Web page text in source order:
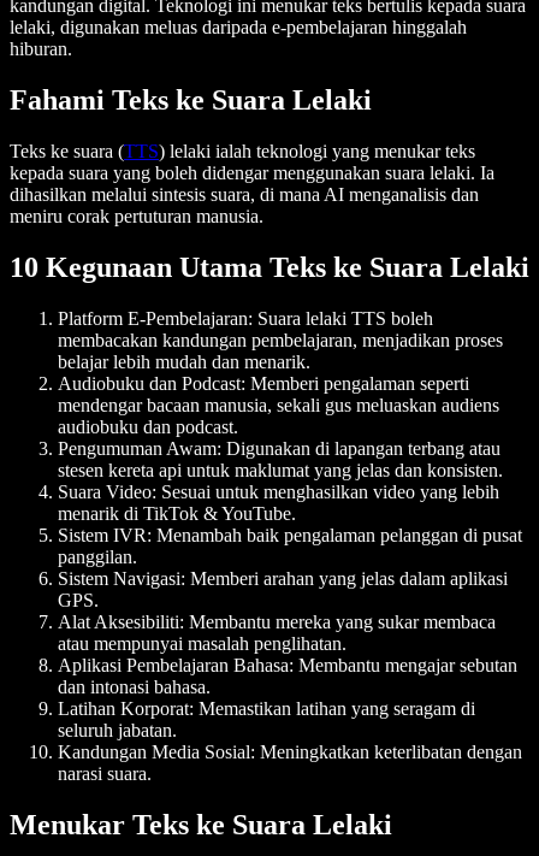
kandungan digital. Teknologi ini menukar teks bertulis kepada suara
lelaki, digunakan meluas daripada e-pembelajaran hinggalah
hiburan.
Fahami Teks ke Suara Lelaki
Teks ke suara (TTS) lelaki ialah teknologi yang menukar teks
kepada suara yang boleh didengar menggunakan suara lelaki. Ia
dihasilkan melalui sintesis suara, di mana AI menganalisis dan
meniru corak pertuturan manusia.
10 Kegunaan Utama Teks ke Suara Lelaki
Platform E-Pembelajaran: Suara lelaki TTS boleh
membacakan kandungan pembelajaran, menjadikan proses
belajar lebih mudah dan menarik.
Audiobuku dan Podcast: Memberi pengalaman seperti
mendengar bacaan manusia, sekali gus meluaskan audiens
audiobuku dan podcast.
Pengumuman Awam: Digunakan di lapangan terbang atau
stesen kereta api untuk maklumat yang jelas dan konsisten.
Suara Video: Sesuai untuk menghasilkan video yang lebih
menarik di TikTok & YouTube.
Sistem IVR: Menambah baik pengalaman pelanggan di pusat
panggilan.
Sistem Navigasi: Memberi arahan yang jelas dalam aplikasi
GPS.
Alat Aksesibiliti: Membantu mereka yang sukar membaca
atau mempunyai masalah penglihatan.
Aplikasi Pembelajaran Bahasa: Membantu mengajar sebutan
dan intonasi bahasa.
Latihan Korporat: Memastikan latihan yang seragam di
seluruh jabatan.
Kandungan Media Sosial: Meningkatkan keterlibatan dengan
narasi suara.
Menukar Teks ke Suara Lelaki